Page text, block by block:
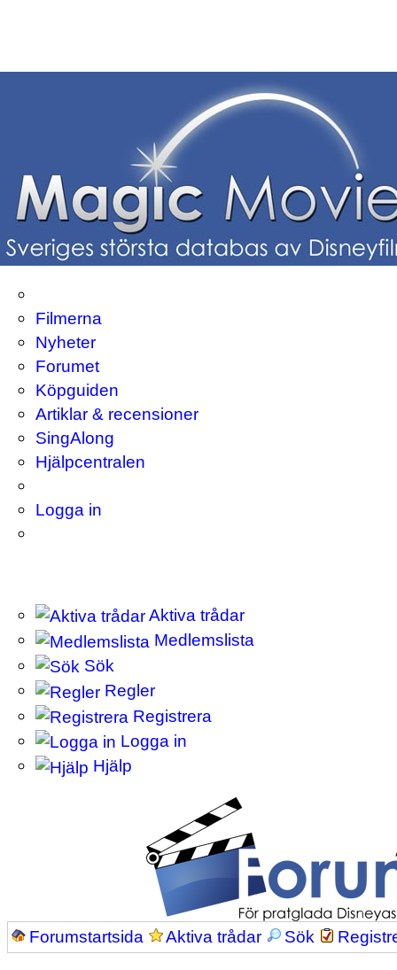
Filmerna
Nyheter
Forumet
Köpguiden
Artiklar & recensioner
SingAlong
Hjälpcentralen
Logga in
Aktiva trådar
Medlemslista
Sök
Regler
Registrera
Logga in
Hjälp
Forumstartsida Aktiva trådar Sök